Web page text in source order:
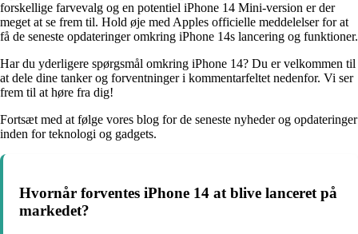
forskellige farvevalg og en potentiel iPhone 14 Mini-version er der
meget at se frem til. Hold øje med Apples officielle meddelelser for at
få de seneste opdateringer omkring iPhone 14s lancering og funktioner.
Har du yderligere spørgsmål omkring iPhone 14? Du er velkommen til
at dele dine tanker og forventninger i kommentarfeltet nedenfor. Vi ser
frem til at høre fra dig!
Fortsæt med at følge vores blog for de seneste nyheder og opdateringer
inden for teknologi og gadgets.
Hvornår forventes iPhone 14 at blive lanceret på
markedet?